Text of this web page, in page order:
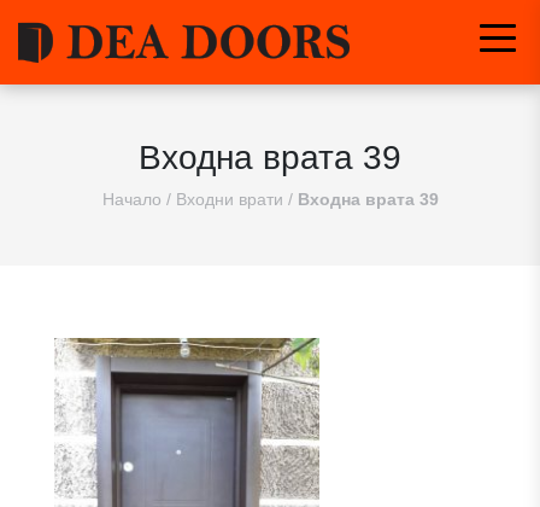
Входна врата 39
Начало / Входни врати / Входна врата 39